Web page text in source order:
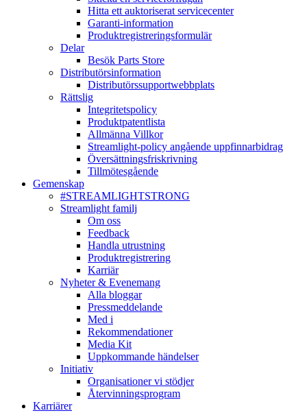
Hitta ett auktoriserat servicecenter
Garanti-information
Produktregistreringsformulär
Delar
Besök Parts Store
Distributörsinformation
Distributörssupportwebbplats
Rättslig
Integritetspolicy
Produktpatentlista
Allmänna Villkor
Streamlight-policy angående uppfinnarbidrag
Översättningsfriskrivning
Tillmötesgående
Gemenskap
#STREAMLIGHTSTRONG
Streamlight familj
Om oss
Feedback
Handla utrustning
Produktregistrering
Karriär
Nyheter & Evenemang
Alla bloggar
Pressmeddelande
Med i
Rekommendationer
Media Kit
Uppkommande händelser
Initiativ
Organisationer vi stödjer
Återvinningsprogram
Karriärer